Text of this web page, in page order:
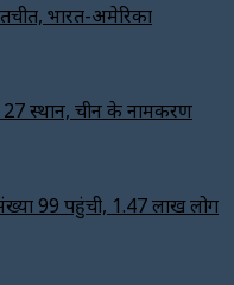
भारत-अमेरिका
स्थान, चीन के नामकरण
99 पहुंची, 1.47 लाख लोग